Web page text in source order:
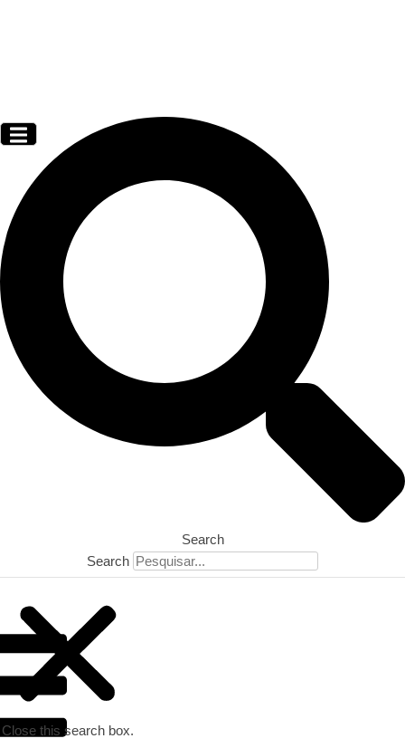
Search
Search
Close this search box.